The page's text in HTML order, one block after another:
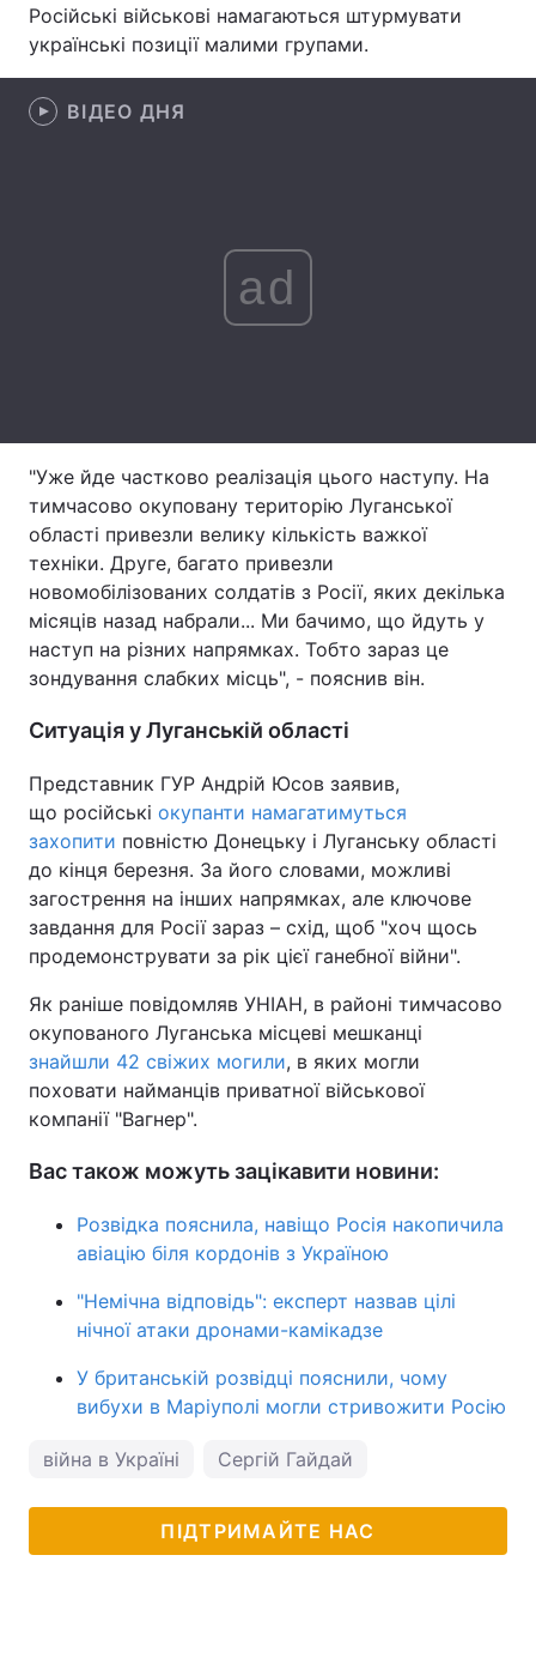
Екологія Регіони
Лонгріди
Вакансії
Тема оформлення
Російські військові намагаються штурмувати
українські позиції малими групами.
ВІДЕО ДНЯ
ad
"Уже йде частково реалізація цього наступу. На
тимчасово окуповану територію Луганської
області привезли велику кількість важкої
техніки. Друге, багато привезли
новомобілізованих солдатів з Росії, яких декілька
місяців назад набрали... Ми бачимо, що йдуть у
наступ на різних напрямках. Тобто зараз це
зондування слабких місць", - пояснив він.
Ситуація у Луганській області
Представник ГУР Андрій Юсов заявив,
що російські окупанти намагатимуться
захопити повністю Донецьку і Луганську області
до кінця березня. За його словами, можливі
загострення на інших напрямках, але ключове
завдання для Росії зараз – схід, щоб "хоч щось
продемонструвати за рік цієї ганебної війни".
Як раніше повідомляв УНІАН, в районі тимчасово
окупованого Луганська місцеві мешканці
знайшли 42 свіжих могили, в яких могли
поховати найманців приватної військової
компанії "Вагнер".
Вас також можуть зацікавити новини:
Розвідка пояснила, навіщо Росія накопичила
авіацію біля кордонів з Україною
"Немічна відповідь": експерт назвав цілі
нічної атаки дронами-камікадзе
У британській розвідці пояснили, чому
вибухи в Маріуполі могли стривожити Росію
війна в Україні Сергій Гайдай
ПІДТРИМАЙТЕ НАС